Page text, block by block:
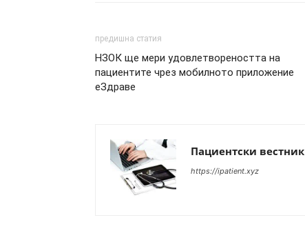
предишна статия
НЗОК ще мери удовлетвореността на
пациентите чрез мобилното приложение
еЗдраве
Пациентски вестник
https://ipatient.xyz